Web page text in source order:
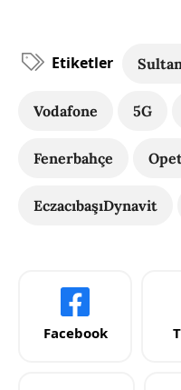
Etiketler
Vodafone 5G
Fenerbahçe
EczacıbaşıDynavit
Facebook